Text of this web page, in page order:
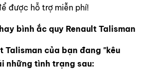
được hỗ trợ miễn phí!
bình ắc quy Renault Talisman
Talisman của bạn đang "kêu
những tình trạng sau: